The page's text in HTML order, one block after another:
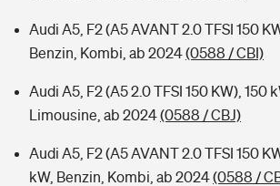
Audi A5, F2 (A5 AVANT 2.0 TFSI 150
Benzin, Kombi, ab 2024(0588 / CBI)
Audi A5, F2 (A5 2.0 TFSI 150 KW), 150
Limousine, ab 2024(0588 / CBJ)
Audi A5, F2 (A5 AVANT 2.0 TFSI 150
kW, Benzin, Kombi, ab 2024(0588 /